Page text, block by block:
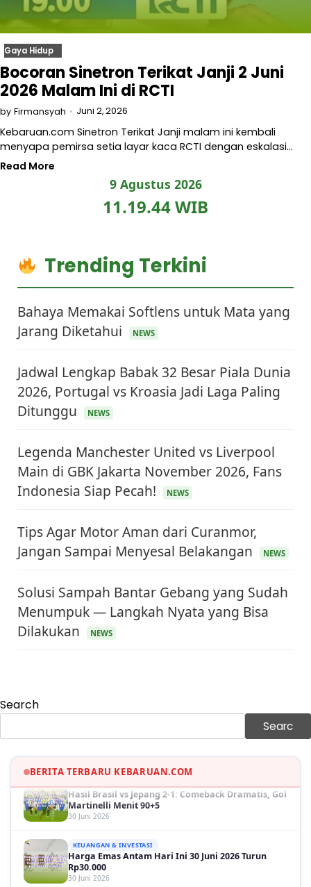
Gaya Hidup
Bocoran Sinetron Terikat Janji 2 Juni
2026 Malam Ini di RCTI
by Firmansyah Juni 2, 2026
Kebaruan.com Sinetron Terikat Janji malam ini kembali
menyapa pemirsa setia layar kaca RCTI dengan eskalasi…
Read More
9 Agustus 2026
11.19.44 WIB
Trending Terkini
Bahaya Memakai Softlens untuk Mata yang
Jarang Diketahui
NEWS
Jadwal Lengkap Babak 32 Besar Piala Dunia
2026, Portugal vs Kroasia Jadi Laga Paling
Ditunggu
NEWS
Legenda Manchester United vs Liverpool
Main di GBK Jakarta November 2026, Fans
Indonesia Siap Pecah!
NEWS
Tips Agar Motor Aman dari Curanmor,
Jangan Sampai Menyesal Belakangan
NEWS
Solusi Sampah Bantar Gebang yang Sudah
Menumpuk — Langkah Nyata yang Bisa
Dilakukan
NEWS
Search
Searc
BERITA TERBARU KEBARUAN.COM
GAYA HIDUP
Sinopsis Film Marauders, Misteri Perampokan
OLAH RAGA
Hasil Brasil vs Jepang 2-1: Comeback Dramatis, Gol
Martinelli Menit 90+5
30 Juni 2026
Harga Emas Antam Hari Ini 30 Juni 2026 Turun
Rp30.000
30 Juni 2026